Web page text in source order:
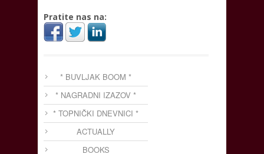
Pratite nas na:
* BUVLJAK BOOM *
* NAGRADNI IZAZOV *
* TOPNIČKI DNEVNICI *
ACTUALLY
BOOKS